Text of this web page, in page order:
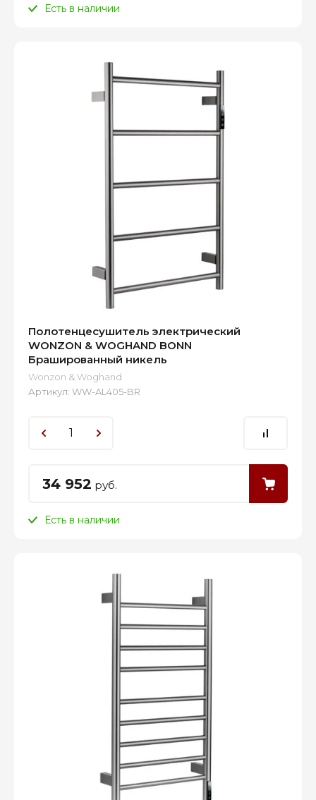
Есть в наличии
Полотенцесушитель электрический
WONZON & WOGHAND BONN
Брашированный никель
Wonzon & Woghand
Артикул: WW-AL405-BR
34 952 руб.
Есть в наличии